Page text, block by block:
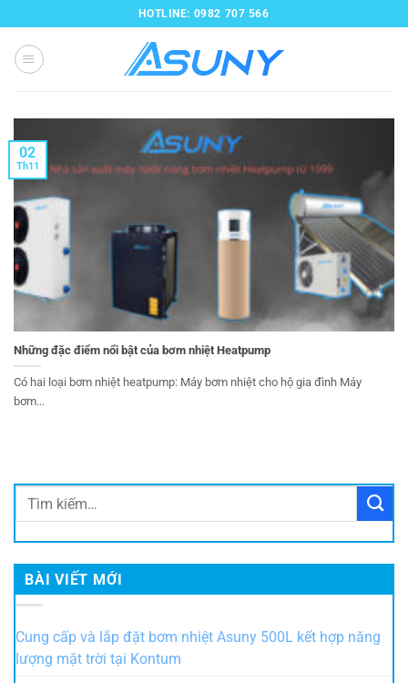
qua
nội
dung
HOTLINE: 0982 707 566
Những đặc điểm nổi bật của bơm nhiệt Heatpump
Có hai loại bơm nhiệt heatpump: Máy bơm nhiệt cho hộ gia đình Máy
bơm...
02
Th11
BÀI VIẾT MỚI
Cung cấp và lắp đặt bơm nhiệt Asuny 500L kết hợp năng
lượng mặt trời tại Kontum